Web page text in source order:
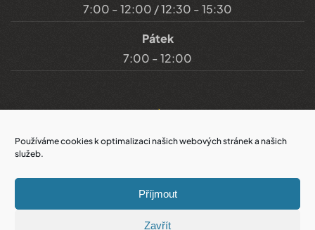
Používáme cookies k optimalizaci našich webových stránek a našich
služeb.
Příjmout
Zavřít
7:00 - 12:00 / 12:30 - 15:30
Pátek
7:00 - 12:00
Důležité odkazy
Prohlášení o přístupnosti